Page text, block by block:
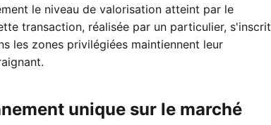
le niveau de valorisation atteint par le
transaction, réalisée par un particulier, s'inscrit
les zones privilégiées maintiennent leur
unique sur le marché